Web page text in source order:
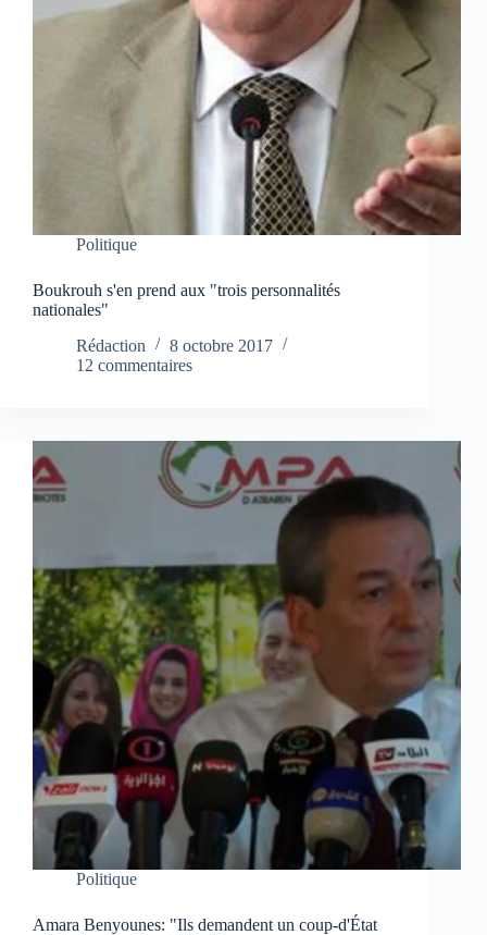
Politique
Boukrouh s'en prend aux "trois personnalités
nationales"
Rédaction
8 octobre 2017
12 commentaires
Politique
Amara Benyounes: "Ils demandent un coup-d'État